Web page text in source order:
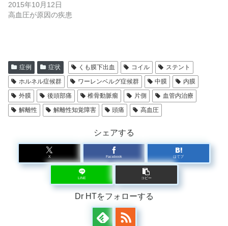
2015年10月12日
高血圧が原因の疾患
症例 症状 くも膜下出血 コイル
ステント
ホルネル症候群
ワーレンベルグ症候群 中膜
内膜
外膜
後頭部痛 椎骨動脈瘤 片側
血管内治療
解離性
解離性知覚障害 頭痛 高血圧
シェアする
X Facebook はてブ
LINE コピー
Dr HTをフォローする